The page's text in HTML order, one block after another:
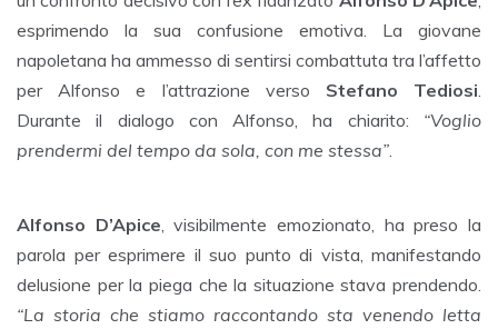
esprimendo la sua confusione emotiva. La giovane
napoletana ha ammesso di sentirsi combattuta tra l’affetto
per Alfonso e l’attrazione verso Stefano Tediosi.
Durante il dialogo con Alfonso, ha chiarito: “Voglio
prendermi del tempo da sola, con me stessa”.
Alfonso D’Apice, visibilmente emozionato, ha preso la
parola per esprimere il suo punto di vista, manifestando
delusione per la piega che la situazione stava prendendo.
“La storia che stiamo raccontando sta venendo letta